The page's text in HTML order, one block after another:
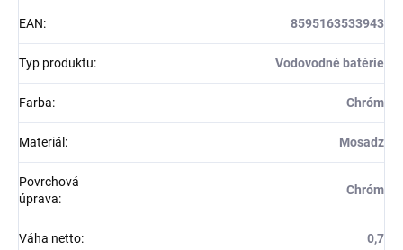
EAN: 8595163533943
Typ produktu: Vodovodné batérie
Farba: Chróm
Materiál : Mosadz
Povrchová
úprava:
Chróm
Váha netto: 0,7